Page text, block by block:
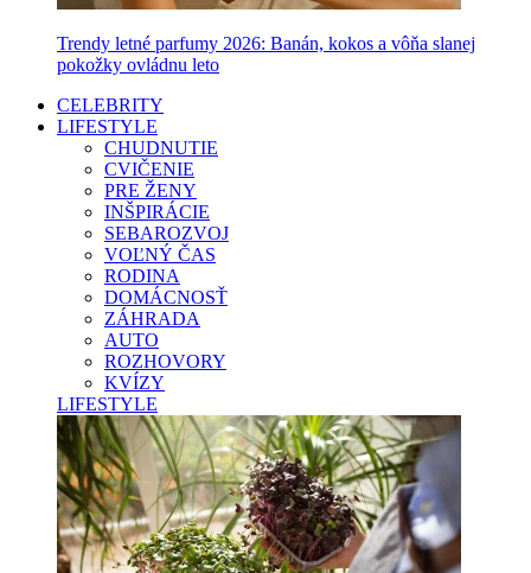
Trendy letné parfumy 2026: Banán, kokos a vôňa slanej
pokožky ovládnu leto
CELEBRITY
LIFESTYLE
CHUDNUTIE
CVIČENIE
PRE ŽENY
INŠPIRÁCIE
SEBAROZVOJ
VOĽNÝ ČAS
RODINA
DOMÁCNOSŤ
ZÁHRADA
AUTO
ROZHOVORY
KVÍZY
LIFESTYLE